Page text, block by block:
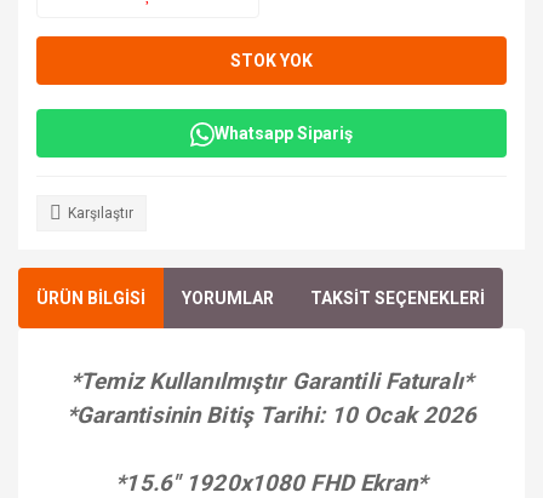
STOK YOK
Whatsapp Sipariş
Karşılaştır
ÜRÜN BİLGİSİ YORUMLAR TAKSİT SEÇENEKLERİ
*Temiz Kullanılmıştır Garantili Faturalı*
*Garantisinin Bitiş Tarihi: 10 Ocak 2026
*15.6" 1920x1080 FHD Ekran*